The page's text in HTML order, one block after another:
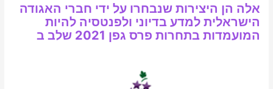
אלה הן היצירות שנבחרו על ידי חברי האגודה
הישראלית למדע בדיוני ולפנטסיה להיות
המועמדות בתחרות פרס גפן 2021 שלב ב